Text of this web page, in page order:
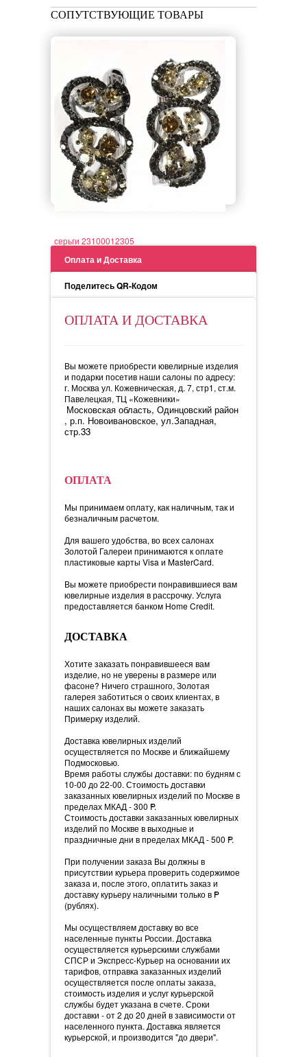
СОПУТСТВУЮЩИЕ ТОВАРЫ
серьги 23100012305
Оплата и Доставка
Поделитесь QR-Кодом
ОПЛАТА И ДОСТАВКА
Вы можете приобрести ювелирные изделия
и подарки посетив наши салоны по адресу:
г. Москва ул. Кожевническая, д. 7, стр1, ст.м.
Павелецкая, ТЦ «Кожевники»
Московская область, Одинцовский район
, р.п. Новоивановское, ул.Западная,
стр.33
ОПЛАТА
Мы принимаем оплату, как наличным, так и
безналичным расчетом.
Для вашего удобства, во всех салонах
Золотой Галереи принимаются к оплате
пластиковые карты Visa и MasterCard.
Вы можете приобрести понравившиеся вам
ювелирные изделия в рассрочку. Услуга
предоставляется банком Home Credit.
ДОСТАВКА
Хотите заказать понравившееся вам
изделие, но не уверены в размере или
фасоне? Ничего страшного, Золотая
галерея заботиться о своих клиентах, в
наших салонах вы можете заказать
Примерку изделий.
Доставка ювелирных изделий
осуществляется по Москве и ближайшему
Подмосковью.
Время работы службы доставки: по будням с
10-00 до 22-00. Стоимость доставки
заказанных ювелирных изделий по Москве в
пределах МКАД - 300 =
P.
Стоимость доставки заказанных ювелирных
изделий по Москве в выходные и
праздничные дни в пределах МКАД - 500 =
P.
При получении заказа Вы должны в
присутствии курьера проверить содержимое
заказа и, после этого, оплатить заказ и
доставку курьеру наличными только в =
P
(рублях).
Мы осуществляем доставку во все
населенные пункты России. Доставка
осуществляется курьерскими службами
СПСР и Экспресс-Курьер на основании их
тарифов, отправка заказанных изделий
осуществляется после оплаты заказа,
стоимость изделия и услуг курьерской
службы будет указана в счете. Сроки
доставки - от 2 до 20 дней в зависимости от
населенного пункта. Доставка является
курьерской, и производится "до двери".